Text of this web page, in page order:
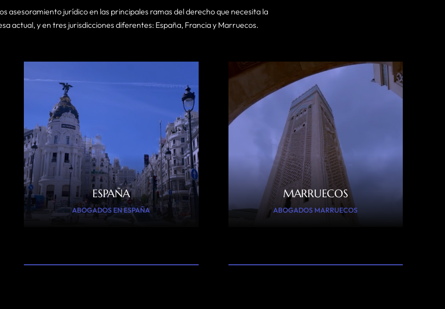
asesoramiento jurídico en las principales ramas del derecho que necesita la
actual, y en tres jurisdicciones diferentes: España, Francia y Marruecos.
ESPAÑA
ABOGADOS EN ESPAÑA
MARRUECOS
ABOGADOS MARRUECOS